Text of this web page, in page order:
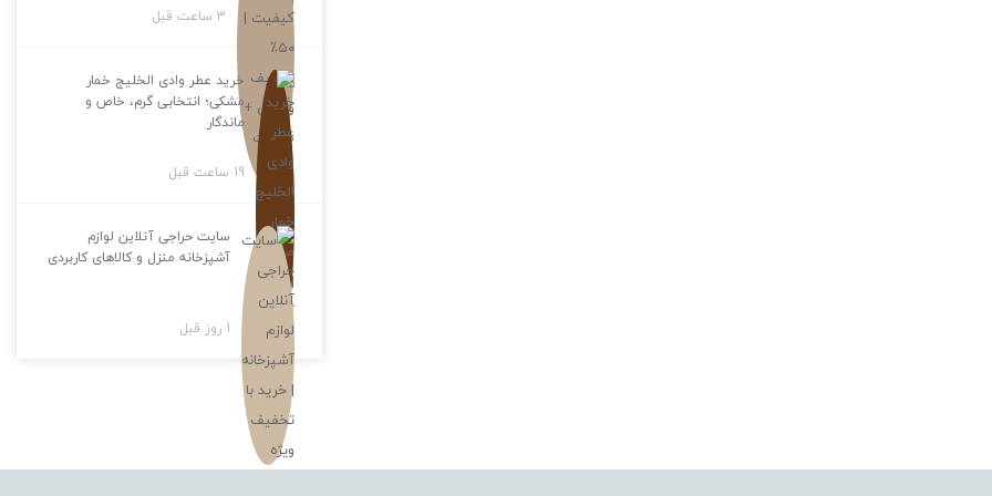
3 ساعت قبل
خرید عطر وادی الخلیج خمار
مشکی؛ انتخابی گرم، خاص و
ماندگار
19 ساعت قبل
سایت حراجی آنلاین لوازم
آشپزخانه منزل و کالاهای کاربردی
1 روز قبل